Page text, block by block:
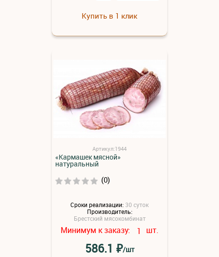
Купить в 1 клик
Артикул:1944
«Кармашек мясной»
натуральный
(0)
Сроки реализации: 30 суток
Производитель:
Брестский мясокомбинат
Минимум к заказу: 1 шт.
586.1 ₽/шт